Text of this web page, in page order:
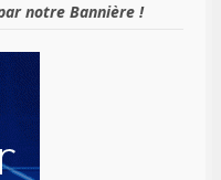
notre Bannière !